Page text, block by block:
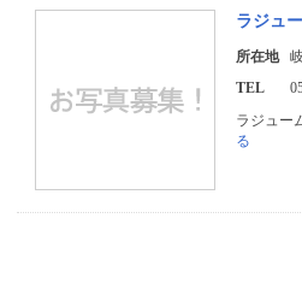
ラジュ
所在地
TEL
ラジュー
る